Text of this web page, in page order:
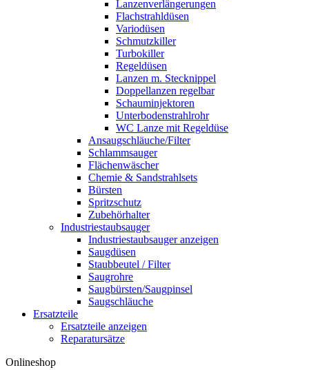
Lanzenverlängerungen
Flachstrahldüsen
Variodüsen
Schmutzkiller
Turbokiller
Regeldüsen
Lanzen m. Stecknippel
Doppellanzen regelbar
Schauminjektoren
Unterbodenstrahlrohr
WC Lanze mit Regeldüse
Ansaugschläuche/Filter
Schlammsauger
Flächenwäscher
Chemie & Sandstrahlsets
Bürsten
Spritzschutz
Zubehörhalter
Industriestaubsauger
Industriestaubsauger anzeigen
Saugdüsen
Staubbeutel / Filter
Saugrohre
Saugbürsten/Saugpinsel
Saugschläuche
Ersatzteile
Ersatzteile anzeigen
Reparatursätze
Onlineshop